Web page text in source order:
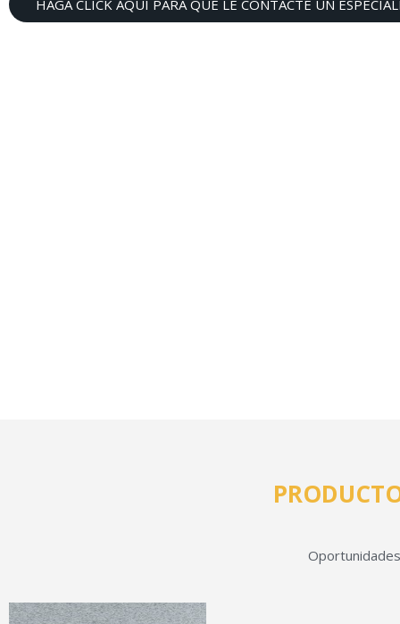
HAGA CLICK AQUÍ PARA QUE LE CONTACTE UN